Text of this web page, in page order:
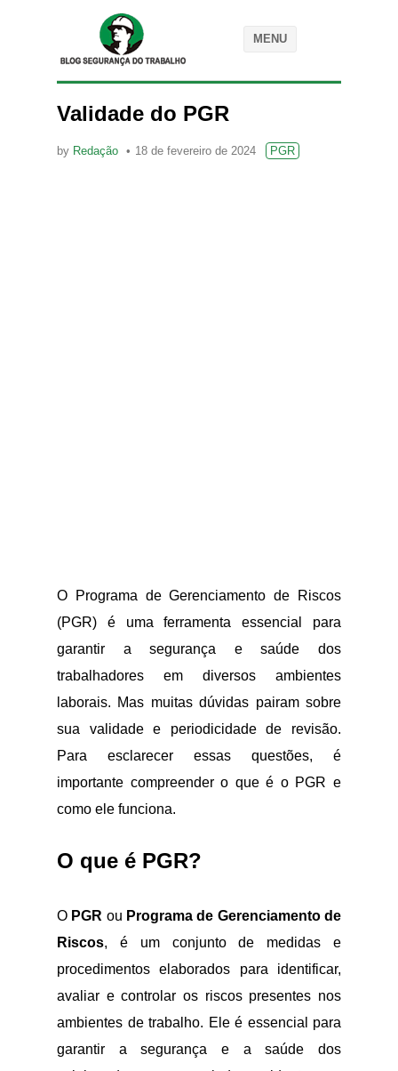
MENU
Validade do PGR
by Redação 18 de fevereiro de 2024 PGR
O Programa de Gerenciamento de Riscos
(PGR) é uma ferramenta essencial para
garantir a segurança e saúde dos
trabalhadores em diversos ambientes
laborais. Mas muitas dúvidas pairam sobre
sua validade e periodicidade de revisão.
Para esclarecer essas questões, é
importante compreender o que é o PGR e
como ele funciona.
O que é PGR?
O PGR ou Programa de Gerenciamento de
Riscos, é um conjunto de medidas e
procedimentos elaborados para identificar,
avaliar e controlar os riscos presentes nos
ambientes de trabalho. Ele é essencial para
garantir a segurança e a saúde dos